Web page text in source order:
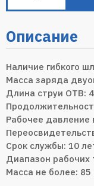
Описание
Наличие гибкого
Масса заряда
Длина струи ОТВ:
Рабочее давление
Срок службы: 10
Диапазон рабочих
Масса не более: 85